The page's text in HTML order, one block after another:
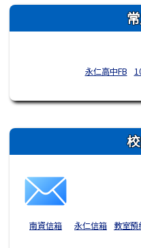
永仁高中FB
右邊區域內容
南資信箱 永仁信箱 教室預